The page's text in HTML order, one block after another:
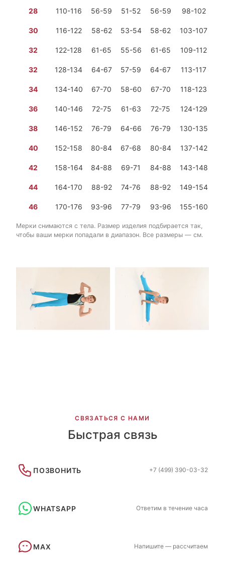
28 110-116 56-59 51-52 56-59 98-102
30 116-122 58-62 53-54 58-62 103-107
32 122-128 61-65 55-56 61-65 109-112
32 128-134 64-67 57-59 64-67 113-117
34 134-140 67-70 58-60 67-70 118-123
36 140-146 72-75 61-63 72-75 124-129
38 146-152 76-79 64-66 76-79 130-135
40 152-158 80-84 67-68 80-84 137-142
42 158-164 84-88 69-71 84-88 143-148
44 164-170 88-92 74-76 88-92 149-154
46 170-176 93-96 77-79 93-96 155-160
Мерки снимаются с тела. Размер изделия подбирается так,
чтобы ваши мерки попадали в диапазон. Все размеры — см.
СВЯЗАТЬСЯ С НАМИ
Быстрая связь
ПОЗВОНИТЬ +7 (499) 390-03-32
WHATSAPP Ответим в течение часа
MAX Напишите — рассчитаем